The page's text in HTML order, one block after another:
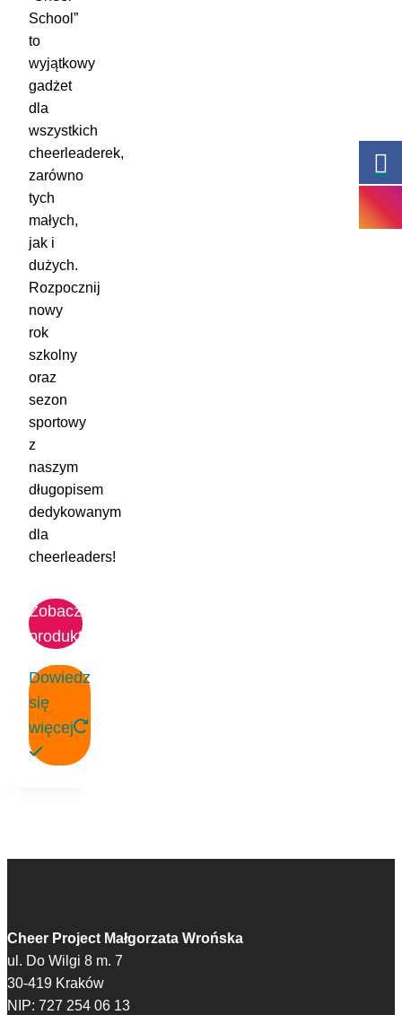
School”
to
wyjątkowy
gadżet
dla
wszystkich
cheerleaderek,
zarówno
tych
małych,
jak i
dużych.
Rozpocznij
nowy
rok
szkolny
oraz
sezon
sportowy
z
naszym
długopisem
dedykowanym
dla
cheerleaders!
Zobacz
produkt
Dowiedz
się
więcej
Cheer Project Małgorzata Wrońska
ul. Do Wilgi 8 m. 7
30-419 Kraków
NIP: 727 254 06 13